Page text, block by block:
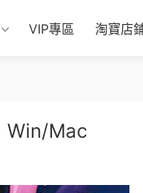
VIP專區 淘寶店
Win/Mac